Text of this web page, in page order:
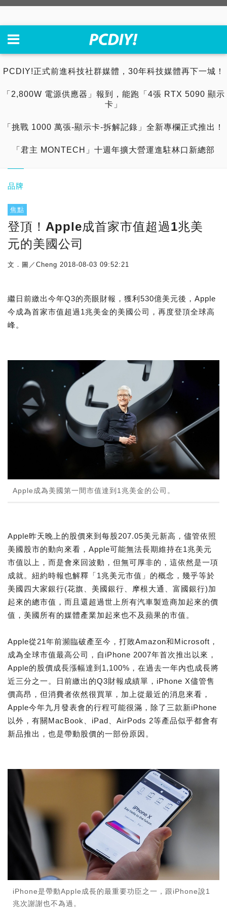
PCDIY!正式前進科技社群媒體，30年科技媒體再下一城！
「2,800W 電源供應器」報到，能跑「4張 RTX 5090 顯示
卡」
「挑戰 1000 萬張-顯示卡-拆解記錄」全新專欄正式推出！
「君主 MONTECH」十週年擴大營運進駐林口新總部
品牌
焦點
登頂！Apple成首家市值超過1兆美
元的美國公司
文．圖／Cheng 2018-08-03 09:52:21
繼日前繳出今年Q3的亮眼財報，獲利530億美元後，Apple
今成為首家市值超過1兆美金的美國公司，再度登頂全球高
峰。
Apple成為美國第一間市值達到1兆美金的公司。
Apple昨天晚上的股價來到每股207.05美元新高，儘管依照
美國股市的動向來看，Apple可能無法長期維持在1兆美元
市值以上，而是會來回波動，但無可厚非的，這依然是一項
成就。紐約時報也解釋「1兆美元市值」的概念，幾乎等於
美國四大家銀行(花旗、美國銀行、摩根大通、富國銀行)加
起來的總市值，而且還超過世上所有汽車製造商加起來的價
值，美國所有的媒體產業加起來也不及蘋果的市值。
Apple從21年前瀕臨破產至今，打敗Amazon和Microsoft，
成為全球市值最高公司，自iPhone 2007年首次推出以來，
Apple的股價成長漲幅達到1,100%，在過去一年內也成長將
近三分之一。日前繳出的Q3財報成績單，iPhone X儘管售
價高昂，但消費者依然很買單，加上從最近的消息來看，
Apple今年九月發表會的行程可能很滿，除了三款新iPhone
以外，有關MacBook、iPad、AirPods 2等產品似乎都會有
新品推出，也是帶動股價的一部份原因。
iPhone是帶動Apple成長的最重要功臣之一，跟iPhone說1
兆次謝謝也不為過。